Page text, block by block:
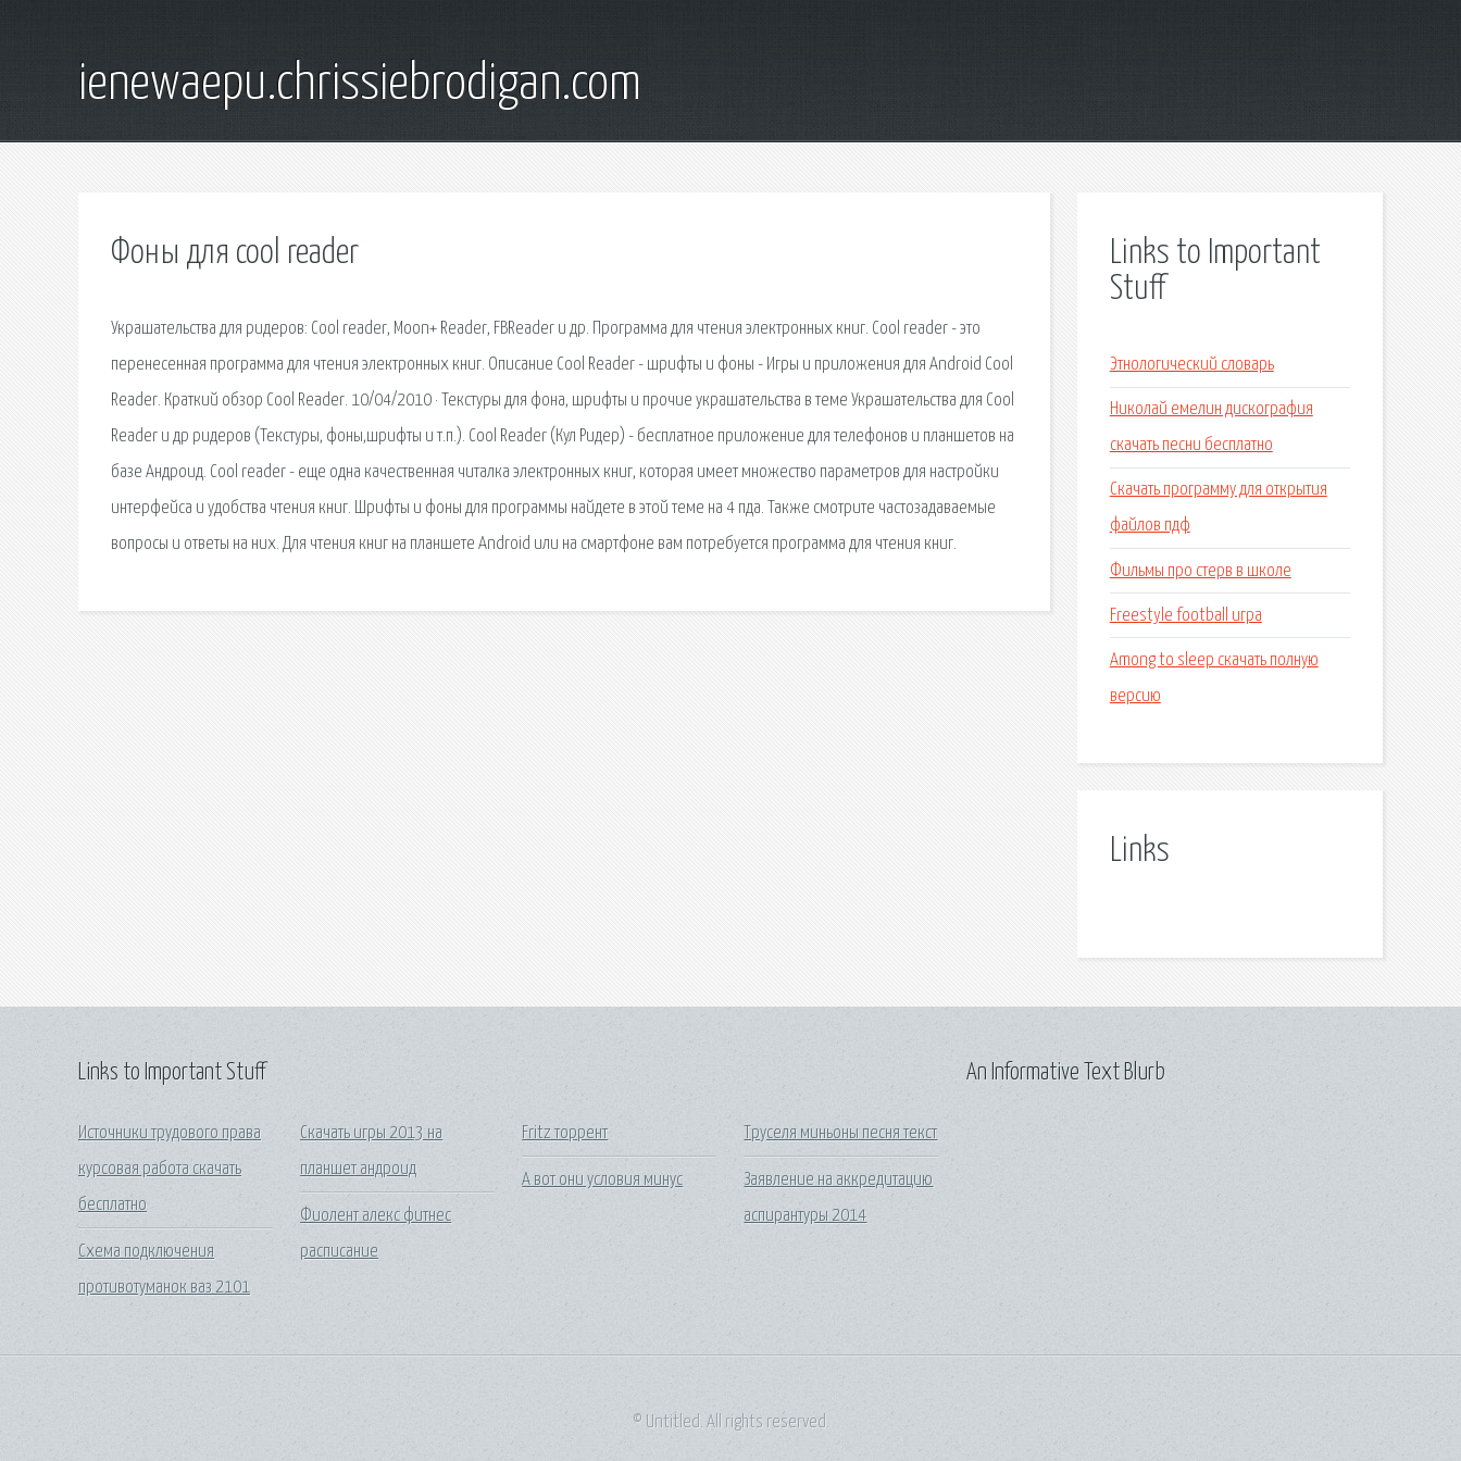
ienewaepu.chrissiebrodigan.com
Фоны для cool reader
Украшательства для ридеров: Cool reader, Moon+ Reader, FBReader и др. Программа для чтения электронных книг. Cool reader - это
перенесенная программа для чтения электронных книг. Описание Cool Reader - шрифты и фоны - Игры и приложения для Android Cool
Reader. Краткий обзор Cool Reader. 10/04/2010 · Текстуры для фона, шрифты и прочие украшательства в теме Украшательства для Cool
Reader и др ридеров (Текстуры, фоны,шрифты и т.п.). Cool Reader (Кул Ридер) - бесплатное приложение для телефонов и планшетов на
базе Андроид. Cool reader - еще одна качественная читалка электронных книг, которая имеет множество параметров для настройки
интерфейса и удобства чтения книг. Шрифты и фоны для программы найдете в этой теме на 4 пда. Также смотрите частозадаваемые
вопросы и ответы на них. Для чтения книг на планшете Android или на смартфоне вам потребуется программа для чтения книг.
Links to Important
Stuff
Этнологический словарь
Николай емелин дискография
скачать песни бесплатно
Скачать программу для открытия
файлов пдф
Фильмы про стерв в школе
Freestyle football игра
Among to sleep скачать полную
версию
Links
Links to Important Stuff
Источники трудового права
курсовая работа скачать
бесплатно
Схема подключения
противотуманок ваз 2101
Скачать игры 2013 на
планшет андроид
Фиолент алекс фитнес
расписание
Fritz торрент
А вот они условия минус
Труселя миньоны песня текст
Заявление на аккредитацию
аспирантуры 2014
An Informative Text Blurb
© Untitled. All rights reserved.